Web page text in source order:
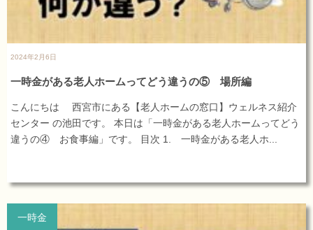
2024年2月6日
一時金がある老人ホームってどう違うの⑤ 場所編
こんにちは 西宮市にある【老人ホームの窓口】ウェルネス紹介
センター の池田です。 本日は「一時金がある老人ホームってどう
違うの④ お食事編」です。 目次 1. 一時金がある老人ホ...
一時金